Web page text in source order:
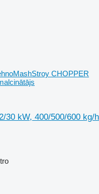
CHOPPER
30 kW, 400/500/600 kg/h